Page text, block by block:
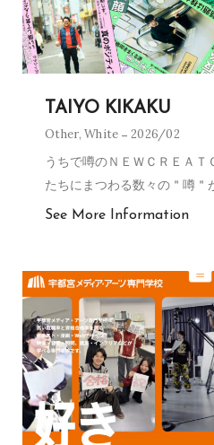
TAIYO KIKAKU
Other,White 2026/02
うちで噂のＮＥＷＣＲＥＡ
たちにまつわる数々の＂噂＂
See More Information